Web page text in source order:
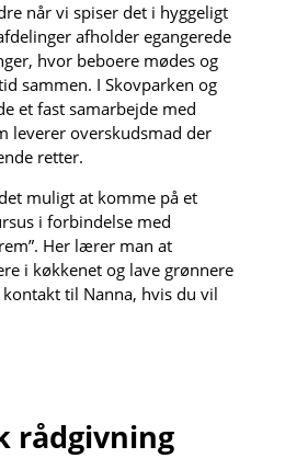
når vi spiser det i hyggeligt
afholder egangerede
hvor beboere mødes og
sammen. I Skovparken og
et fast samarbejde med
leverer overskudsmad der
retter.
muligt at komme på et
i forbindelse med
Her lærer man at
i køkkenet og lave grønnere
til Nanna, hvis du vil
rådgivning